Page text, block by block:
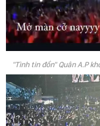
"Tình tin đồn" Quân A.P